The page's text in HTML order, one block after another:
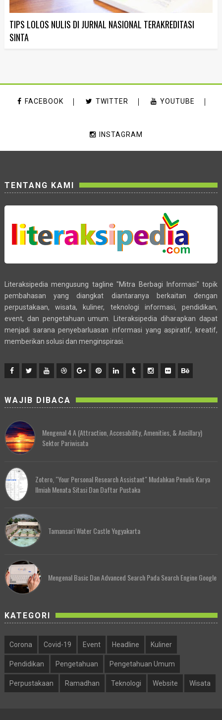
TIPS LOLOS NULIS DI JURNAL NASIONAL TERAKREDITASI
SINTA
FACEBOOK TWITTER YOUTUBE
INSTAGRAM
TENTANG KAMI
Literaksipedia mengusung tagline "Mitra Berbagi Informasi" topik
pembahasan yang diangkat diantaranya berkaitan dengan
perpustakaan, wisata, kuliner, teknologi informasi, pendidikan,
event, dan pengetahuan umum. Literaksipedia diharapkan dapat
menjadi sarana penyebarluasan informasi yang aspiratif, kreatif,
memberikan solusi dan menginspirasi.
WAJIB DIBACA
Mengenal 4 A (Attraction, Accesability, Amenities, & Ancillary)
Sektor Pariwisata
Zotero, "Your Personal Research Assistant" Mudahkan Penulis Karya
Ilmiah Menata Sitasi Dan Daftar Pustaka
Tamansari Water Castle Yogyakarta
Mengenal Basic Dan Advanced Search Pada Search Engine Google
KATEGORI
Corona Covid-19 Event Headline Kuliner
Pendidikan Pengetahuan Pengetahuan Umum
Perpustakaan Ramadhan Teknologi Website Wisata